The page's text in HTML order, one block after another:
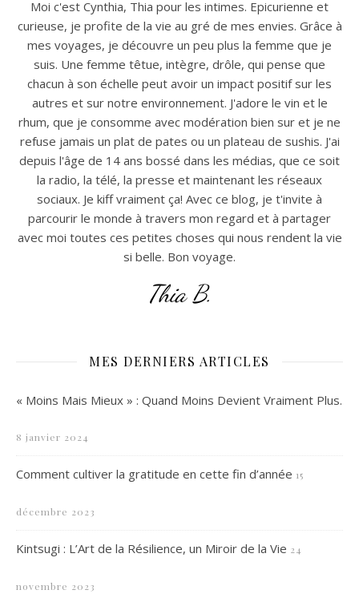
Moi c'est Cynthia, Thia pour les intimes. Epicurienne et
curieuse, je profite de la vie au gré de mes envies. Grâce à
mes voyages, je découvre un peu plus la femme que je
suis. Une femme têtue, intègre, drôle, qui pense que
chacun à son échelle peut avoir un impact positif sur les
autres et sur notre environnement. J'adore le vin et le
rhum, que je consomme avec modération bien sur et je ne
refuse jamais un plat de pates ou un plateau de sushis. J'ai
depuis l'âge de 14 ans bossé dans les médias, que ce soit
la radio, la télé, la presse et maintenant les réseaux
sociaux. Je kiff vraiment ça! Avec ce blog, je t'invite à
parcourir le monde à travers mon regard et à partager
avec moi toutes ces petites choses qui nous rendent la vie
si belle. Bon voyage.
Thia B.
MES DERNIERS ARTICLES
« Moins Mais Mieux » : Quand Moins Devient Vraiment Plus.
8 janvier 2024
Comment cultiver la gratitude en cette fin d’année 15
décembre 2023
Kintsugi : L’Art de la Résilience, un Miroir de la Vie 24
novembre 2023